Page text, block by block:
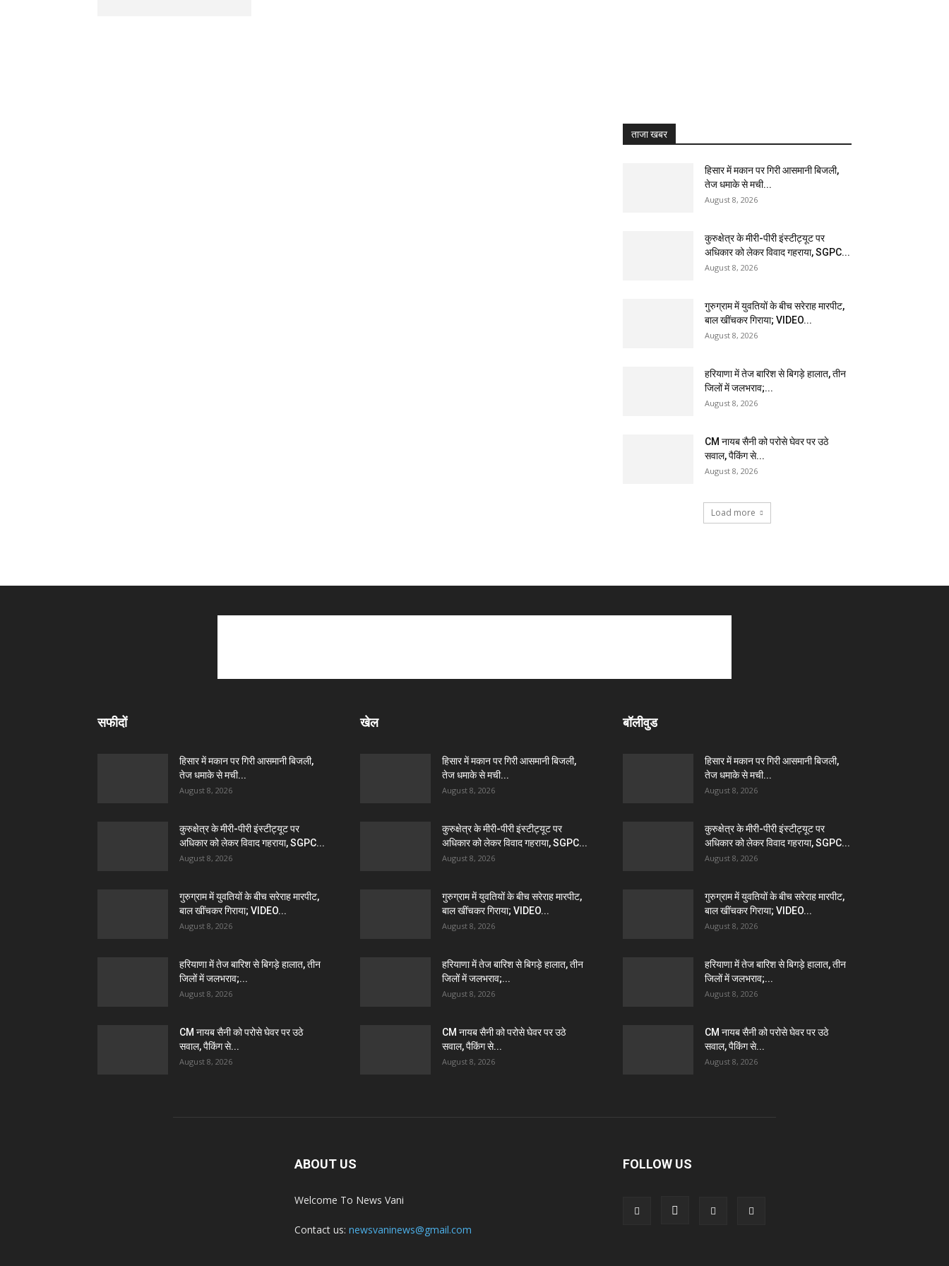
ताजा खबर
हिसार में मकान पर गिरी आसमानी बिजली,
तेज धमाके से मची...
August 8, 2026
कुरुक्षेत्र के मीरी-पीरी इंस्टीट्यूट पर
अधिकार को लेकर विवाद गहराया, SGPC...
August 8, 2026
गुरुग्राम में युवतियों के बीच सरेराह मारपीट,
बाल खींचकर गिराया; VIDEO...
August 8, 2026
हरियाणा में तेज बारिश से बिगड़े हालात, तीन
जिलों में जलभराव;...
August 8, 2026
CM नायब सैनी को परोसे घेवर पर उठे
सवाल, पैकिंग से...
August 8, 2026
Load more
सफीदों
हिसार में मकान पर गिरी आसमानी बिजली,
तेज धमाके से मची...
August 8, 2026
कुरुक्षेत्र के मीरी-पीरी इंस्टीट्यूट पर
अधिकार को लेकर विवाद गहराया, SGPC...
August 8, 2026
गुरुग्राम में युवतियों के बीच सरेराह मारपीट,
बाल खींचकर गिराया; VIDEO...
August 8, 2026
हरियाणा में तेज बारिश से बिगड़े हालात, तीन
जिलों में जलभराव;...
August 8, 2026
CM नायब सैनी को परोसे घेवर पर उठे
सवाल, पैकिंग से...
August 8, 2026
खेल
हिसार में मकान पर गिरी आसमानी बिजली,
तेज धमाके से मची...
August 8, 2026
कुरुक्षेत्र के मीरी-पीरी इंस्टीट्यूट पर
अधिकार को लेकर विवाद गहराया, SGPC...
August 8, 2026
गुरुग्राम में युवतियों के बीच सरेराह मारपीट,
बाल खींचकर गिराया; VIDEO...
August 8, 2026
हरियाणा में तेज बारिश से बिगड़े हालात, तीन
जिलों में जलभराव;...
August 8, 2026
CM नायब सैनी को परोसे घेवर पर उठे
सवाल, पैकिंग से...
August 8, 2026
बॉलीवुड
हिसार में मकान पर गिरी आसमानी बिजली,
तेज धमाके से मची...
August 8, 2026
कुरुक्षेत्र के मीरी-पीरी इंस्टीट्यूट पर
अधिकार को लेकर विवाद गहराया, SGPC...
August 8, 2026
गुरुग्राम में युवतियों के बीच सरेराह मारपीट,
बाल खींचकर गिराया; VIDEO...
August 8, 2026
हरियाणा में तेज बारिश से बिगड़े हालात, तीन
जिलों में जलभराव;...
August 8, 2026
CM नायब सैनी को परोसे घेवर पर उठे
सवाल, पैकिंग से...
August 8, 2026
ABOUT US
Welcome To News Vani
Contact us: newsvaninews@gmail.com
FOLLOW US